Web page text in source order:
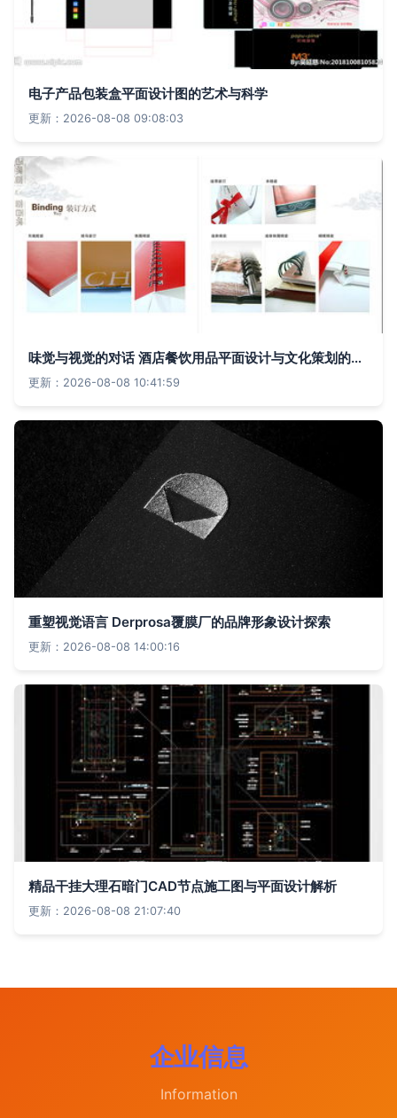
电子产品包装盒平面设计图的艺术与科学
更新：2026-08-08 09:08:03
味觉与视觉的对话 酒店餐饮用品平面设计与文化策划的融合之道
更新：2026-08-08 10:41:59
重塑视觉语言 Derprosa覆膜厂的品牌形象设计探索
更新：2026-08-08 14:00:16
精品干挂大理石暗门CAD节点施工图与平面设计解析
更新：2026-08-08 21:07:40
企业信息
Information